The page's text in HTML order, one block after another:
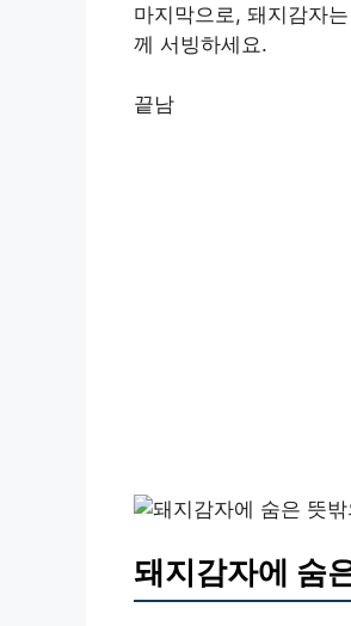
마지막으로, 돼지감자
께 서빙하세요.
끝남
돼지감자에 숨